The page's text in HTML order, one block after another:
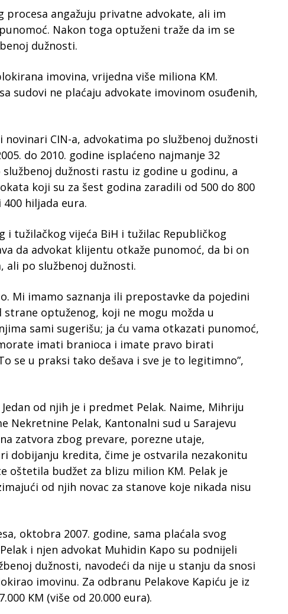
procesa angažuju privatne advokate, ali im
Nakon toga optuženi traže da im se
dužnosti.
imovina, vrijedna više miliona KM.
sudovi ne plaćaju advokate imovinom osuđenih,
CIN-a, advokatima po službenoj dužnosti
do 2010. godine isplaćeno najmanje 32
dužnosti rastu iz godine u godinu, a
koji su za šest godina zaradili od 500 do 800
hiljada eura.
i tužilačkog vijeća BiH i tužilac Republičkog
da advokat klijentu otkaže punomoć, da bi on
ali po službenoj dužnosti.
Mi imamo saznanja ili prepostavke da pojedini
optuženog, koji ne mogu možda u
sami sugerišu; ja ću vama otkazati punomoć,
imati branioca i imate pravo birati
se u praksi tako dešava i sve je to legitimno”,
od njih je i predmet Pelak. Naime, Mihriju
Nekretnine Pelak, Kantonalni sud u Sarajevu
zatvora zbog prevare, porezne utaje,
dobijanju kredita, čime je ostvarila nezakonitu
oštetila budžet za blizu milion KM. Pelak je
od njih novac za stanove koje nikada nisu
oktobra 2007. godine, sama plaćala svog
i njen advokat Muhidin Kapo su podnijeli
dužnosti, navodeći da nije u stanju da snosi
imovinu. Za odbranu Pelakove Kapiću je iz
KM (više od 20.000 eura).